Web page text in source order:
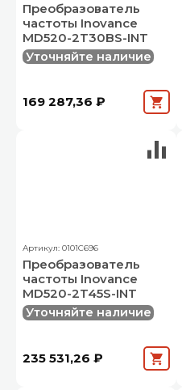
Преобразователь
частоты Inovance
MD520-2T30BS-INT
Уточняйте наличие
169 287,36 ₽
Артикул: 0101C696
Преобразователь
частоты Inovance
MD520-2T45S-INT
Уточняйте наличие
235 531,26 ₽